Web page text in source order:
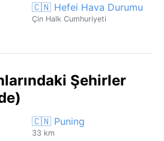
🇨🇳 Hefei Hava Durumu
Çin Halk Cumhuriyeti
Şehirler
🇨🇳 Puning
33 km